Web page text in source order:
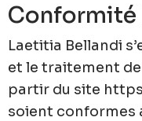
Conformité
Laetitia Bellandi
et le traitement
partir du site
soient conformes